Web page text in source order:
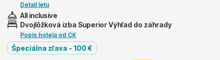
Detail letu
All inclusive
Dvojlôžková izba Superior Výhľad do záhrady
Popis hotela od CK
Špeciálna zľava - 100 €